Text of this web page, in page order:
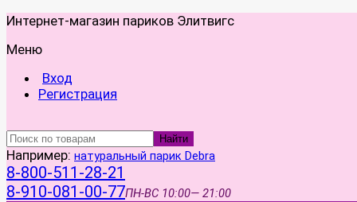
Интернет-магазин париков Элитвигс
Меню
Вход
Регистрация
Найти
Например: натуральный парик Debra
8-800-511-28-21
8-910-081-00-77ПН-ВС 10:00— 21:00